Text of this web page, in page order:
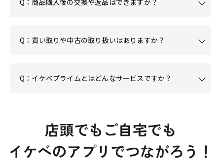
Q：商品購入後の交換や返品はできますか？
Q：買い取りや中古の取り扱いはありますか？
Q：イケベプライムとはどんなサービスですか？